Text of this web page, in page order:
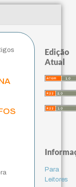
Edição
Atual
Para
Leitores